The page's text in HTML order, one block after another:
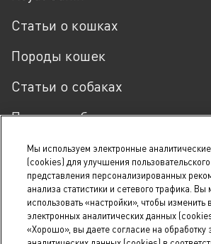
Статьи о кошках
Породы кошек
Статьи о собаках
Породы собак
Конфиденциальность
Файлы cookie / Файлы электронных
данных
Юридические условия
Мы используем электронные
(cookies) для улучшения пользовательского
представления персонализированных
анализа статистики и сетевого трафика. Вы
использовать «настройки», чтобы изменить
электронных аналитических данных
«Хорошо», вы даете согласие на обработку